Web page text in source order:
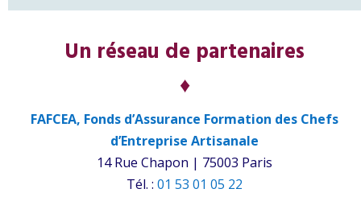
Un réseau de partenaires
♦
FAFCEA, Fonds d’Assurance Formation des Chefs
d’Entreprise Artisanale
14 Rue Chapon | 75003 Paris
Tél. : 01 53 01 05 22